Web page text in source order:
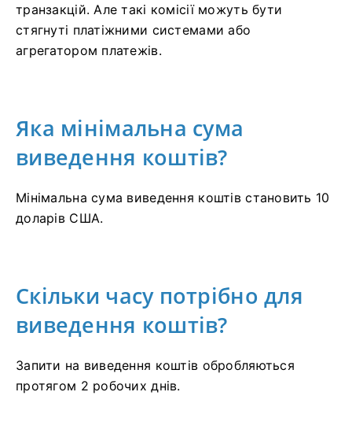
транзакцій. Але такі комісії можуть бути
стягнуті платіжними системами або
агрегатором платежів.
Яка мінімальна сума
виведення коштів?
Мінімальна сума виведення коштів становить 10
доларів США.
Скільки часу потрібно для
виведення коштів?
Запити на виведення коштів обробляються
протягом 2 робочих днів.